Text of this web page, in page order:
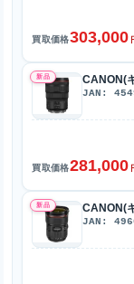
買取価格303,000
新品 CANON(
JAN:
買取価格281,000
新品 CANON(
JAN: